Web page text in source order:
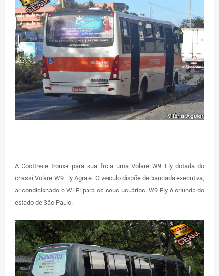
A Coottrece trouxe para sua frota uma Volare W9 Fly dotada do
chassi Volare W9 Fly Agrale. O veículo dispõe de bancada executiva,
ar condicionado e Wi-Fi para os seus usuários. W9 Fly é oriunda do
estado de São Paulo.